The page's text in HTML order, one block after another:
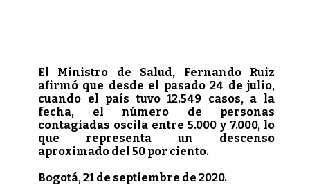
El Ministro de Salud, Fernando Ruiz
afirmó que desde el pasado 24 de julio,
cuando el país tuvo 12.549 casos, a la
fecha, el número de personas
contagiadas oscila entre 5.000 y 7.000, lo
que representa un descenso
aproximado del 50 por ciento.
Bogotá, 21 de septiembre de 2020.